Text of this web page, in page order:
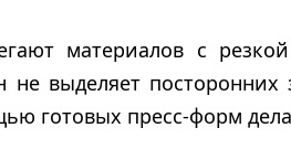
материалов с
не выделяет
готовых пресс-форм